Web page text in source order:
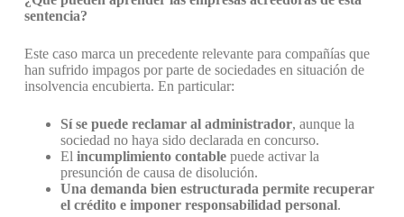
sentencia?
Este caso marca un precedente relevante para compañías que
han sufrido impagos por parte de sociedades en situación de
insolvencia encubierta. En particular:
Sí se puede reclamar al administrador, aunque la
sociedad no haya sido declarada en concurso.
El incumplimiento contablepuede activar la
presunción de causa de disolución.
Una demanda bien estructurada permite recuperar
el crédito e imponer responsabilidad personal.